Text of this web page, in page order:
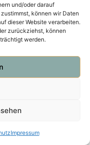
und/oder darauf
können wir Daten
dieser Website verarbeiten.
zurückziehst, können
werden.
Impressum